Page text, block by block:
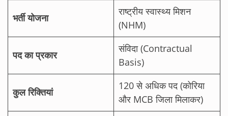
भर्ती योजना
राष्ट्रीय स्वास्थ्य मिशन
(NHM)
पद का प्रकार
संविदा (Contractual
Basis)
कुल रिक्तियां
120 से अधिक पद (कोरिया
और MCB जिला मिलाकर)